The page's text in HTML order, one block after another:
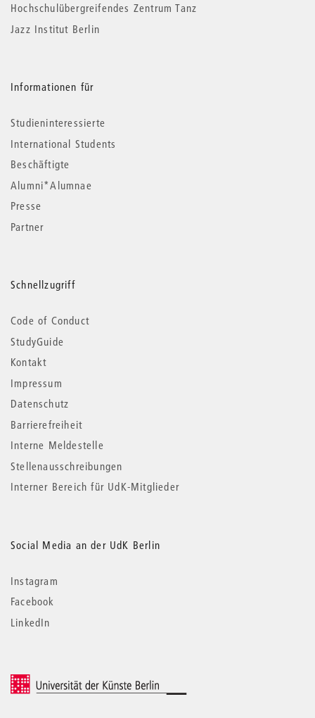
Hochschulübergreifendes Zentrum Tanz
Jazz Institut Berlin
Informationen für
Studieninteressierte
International Students
Beschäftigte
Alumni*Alumnae
Presse
Partner
Schnellzugriff
Code of Conduct
StudyGuide
Kontakt
Impressum
Datenschutz
Barrierefreiheit
Interne Meldestelle
Stellenausschreibungen
Interner Bereich für UdK-Mitglieder
Social Media an der UdK Berlin
Instagram
Facebook
LinkedIn
© 2026 Universität der Künste Berlin